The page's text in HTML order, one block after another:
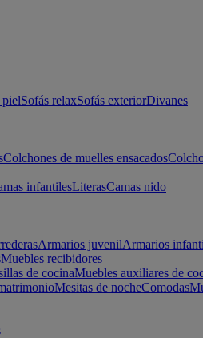
pielSofás relaxSofás exteriorDivanes
Colchones de muelles ensacados
infantilesLiterasCamas nido
Armarios juvenilArmarios
Muebles recibidores
de cocinaMuebles auxiliares de
Mesitas de nocheComodas